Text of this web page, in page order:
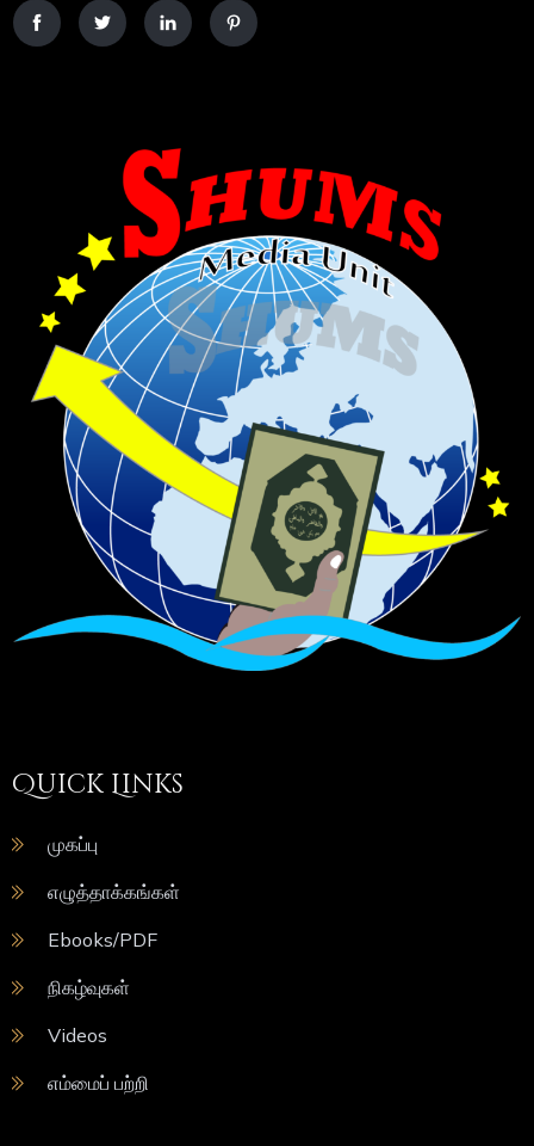
Quick Links
முகப்பு
எழுத்தாக்கங்கள்
Ebooks/PDF
நிகழ்வுகள்
Videos
எம்மைப் பற்றி